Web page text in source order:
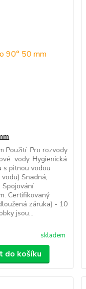
Použití: Pro rozvody
vody. Hygienická
s pitnou vodou
Snadná,
Spojování
Certifikovaný
záruka) - 10
jsou...
skladem
do košíku